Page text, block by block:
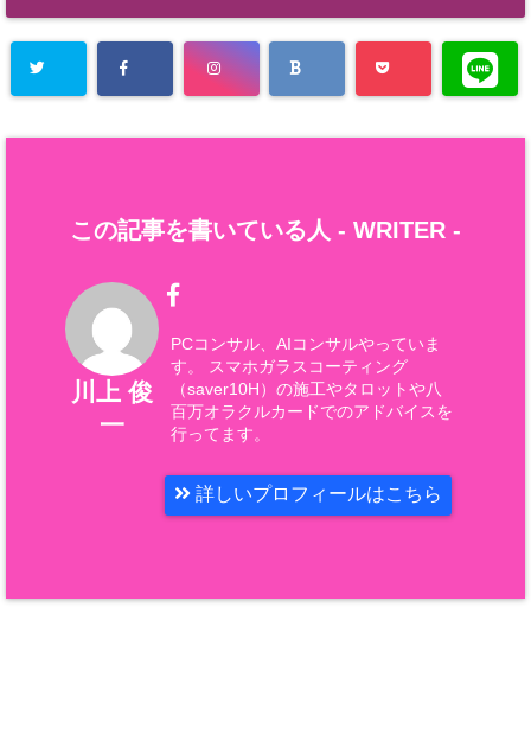
この記事を書いている人 - WRITER -
川上 俊
一
PCコンサル、AIコンサルやっていま
す。 スマホガラスコーティング
（saver10H）の施工やタロットや八
百万オラクルカードでのアドバイスを
行ってます。
詳しいプロフィールはこちら